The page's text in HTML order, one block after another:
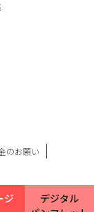
のお願い
ジ
デジタル